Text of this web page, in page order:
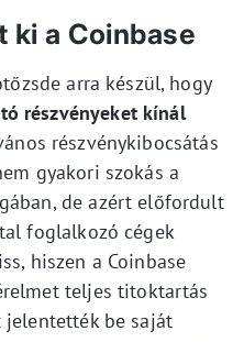
ki a Coinbase
arra készül, hogy
részvényeket kínál
részvénykibocsátás
gyakori szokás a
de azért előfordult
foglalkozó cégek
hiszen a Coinbase
teljes titoktartás
jelentették be saját